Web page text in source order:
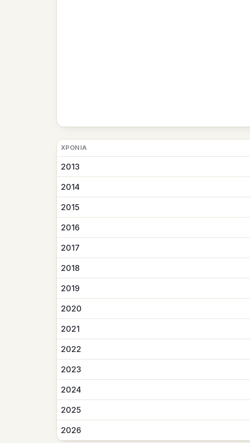
ΧΡΟΝΙΆ
2013
2014
2015
2016
2017
2018
2019
2020
2021
2022
2023
2024
2025
2026